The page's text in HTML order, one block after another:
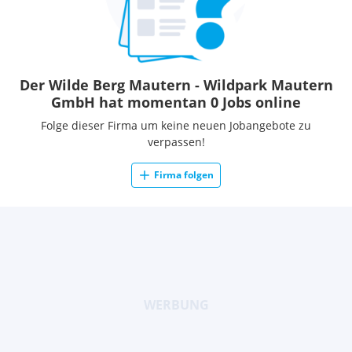
Der Wilde Berg Mautern - Wildpark Mautern
GmbH hat momentan 0 Jobs online
Folge dieser Firma um keine neuen Jobangebote zu
verpassen!
Firma folgen